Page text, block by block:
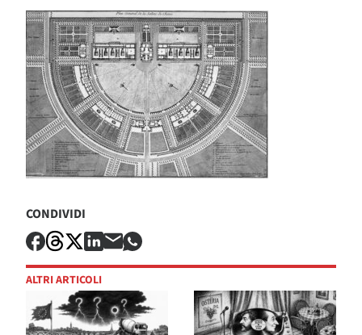
CONDIVIDI
ALTRI ARTICOLI